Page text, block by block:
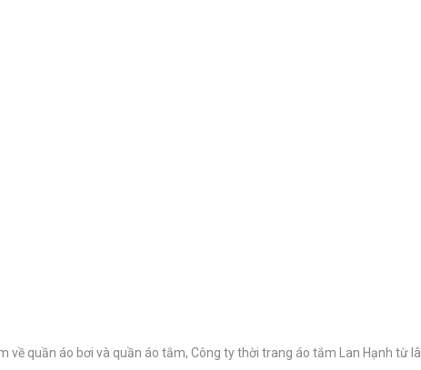
về quần áo bơi và quần áo tắm, Công ty thời trang áo tắm Lan Hạnh từ